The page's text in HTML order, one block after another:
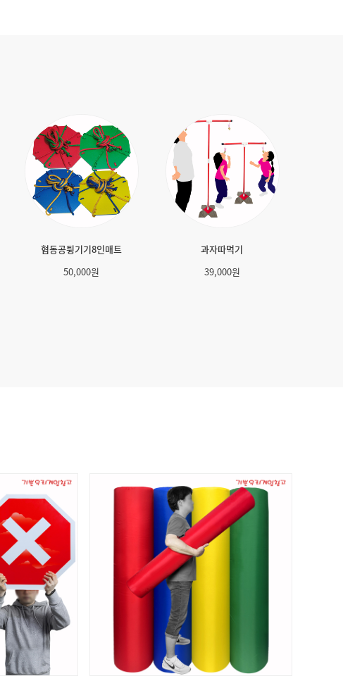
별판뒤집기(빨파)